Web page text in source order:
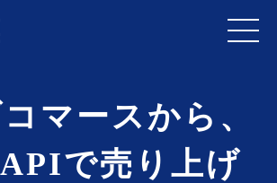
マースから、
で売り上げ